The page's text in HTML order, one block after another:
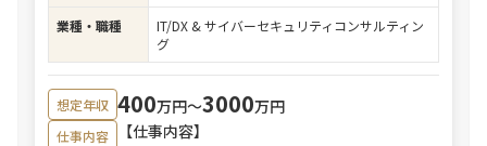
業種・職種
IT/DX & サイバーセキュリティコンサルティン
グ
想定年収 400万円〜3000万円
仕事内容
【仕事内容】